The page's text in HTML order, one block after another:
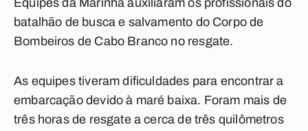
Equipes da Marinha auxiliaram os profissionais do
batalhão de busca e salvamento do Corpo de
Bombeiros de Cabo Branco no resgate.
As equipes tiveram dificuldades para encontrar a
embarcação devido à maré baixa. Foram mais de
três horas de resgate a cerca de três quilômetros